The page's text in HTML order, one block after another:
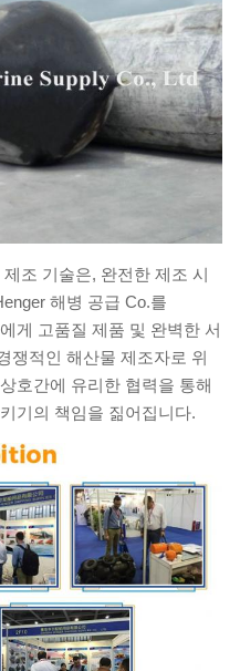
조 기술은, 완전한 제조 시
해병 공급 Co.를
게 고품질 제품 및 완벽한 서
쟁적인 해산물 제조자로 위
호간에 유리한 협력을 통해
기의 책임을 짊어집니다.